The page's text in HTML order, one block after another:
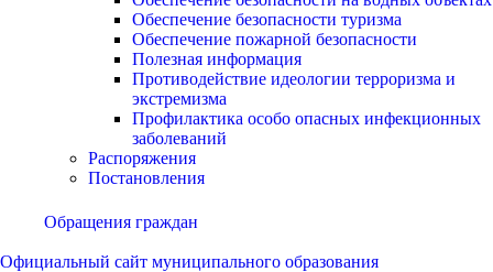
Обеспечение безопасности туризма
Обеспечение пожарной безопасности
Полезная информация
Противодействие идеологии терроризма и
экстремизма
Профилактика особо опасных инфекционных
заболеваний
Распоряжения
Постановления
Обращения граждан
Официальный сайт муниципального образования